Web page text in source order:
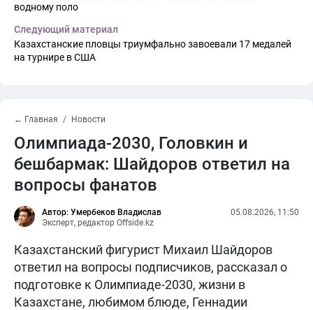
водному поло
Следующий материал
Казахстанские пловцы триумфально завоевали 17 медалей
на турнире в США
← Главная Новости
Олимпиада-2030, Головкин и
бешбармак: Шайдоров ответил на
вопросы фанатов
Автор: Умербеков Владислав
Эксперт, редактор Offside.kz
05.08.2026, 11:50
Казахстанский фигурист Михаил Шайдоров
ответил на вопросы подписчиков, рассказал о
подготовке к Олимпиаде-2030, жизни в
Казахстане, любимом блюде, Геннадии